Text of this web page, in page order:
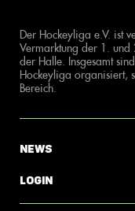
Der Hockeyliga e.V. ist
Vermarktung der 1. und
der Halle. Insgesamt
Hockeyliga organisiert,
Bereich.
News
Login